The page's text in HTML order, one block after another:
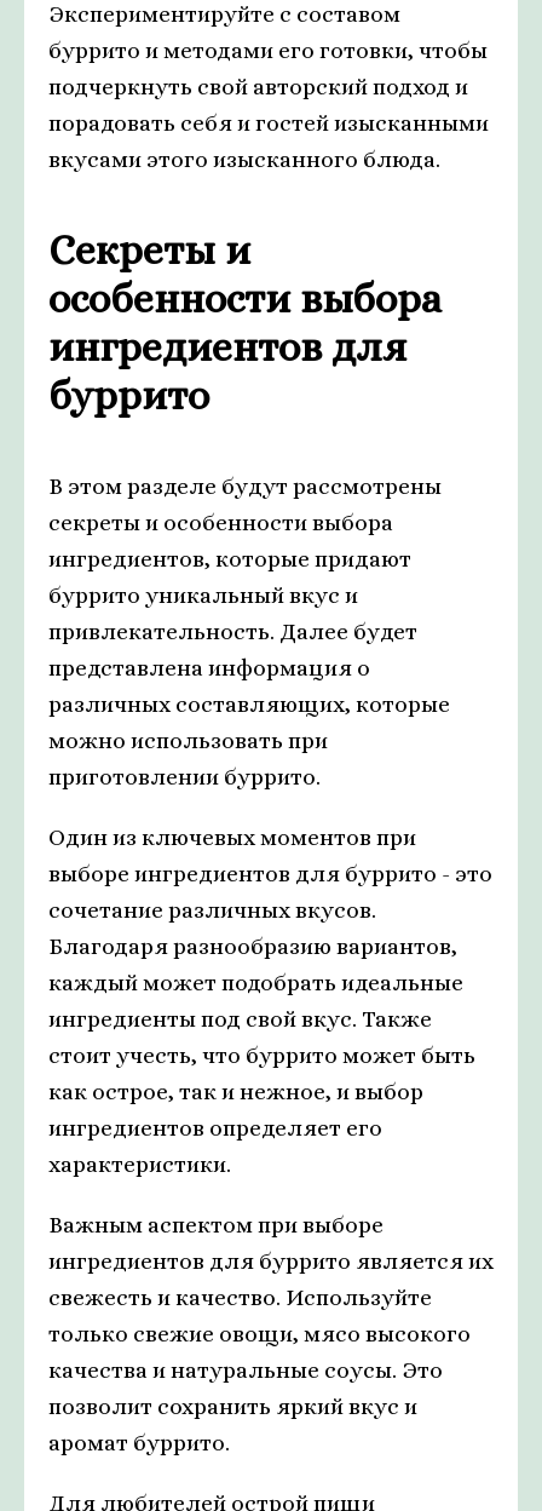
Экспериментируйте с составом
буррито и методами его готовки, чтобы
подчеркнуть свой авторский подход и
порадовать себя и гостей изысканными
вкусами этого изысканного блюда.
Секреты и
особенности выбора
ингредиентов для
буррито
В этом разделе будут рассмотрены
секреты и особенности выбора
ингредиентов, которые придают
буррито уникальный вкус и
привлекательность. Далее будет
представлена информация о
различных составляющих, которые
можно использовать при
приготовлении буррито.
Один из ключевых моментов при
выборе ингредиентов для буррито - это
сочетание различных вкусов.
Благодаря разнообразию вариантов,
каждый может подобрать идеальные
ингредиенты под свой вкус. Также
стоит учесть, что буррито может быть
как острое, так и нежное, и выбор
ингредиентов определяет его
характеристики.
Важным аспектом при выборе
ингредиентов для буррито является их
свежесть и качество. Используйте
только свежие овощи, мясо высокого
качества и натуральные соусы. Это
позволит сохранить яркий вкус и
аромат буррито.
Для любителей острой пищи